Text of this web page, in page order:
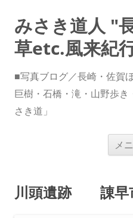
みさき道人 "
草etc.風来紀
■写真ブログ／長崎・佐賀
巨樹・石橋・滝・山野歩
さき道」
メ
川頭遺跡 諌早